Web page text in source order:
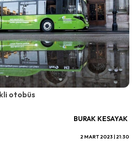
otobüs
BURAK KESAYAK
2 MART 2023 | 21:30